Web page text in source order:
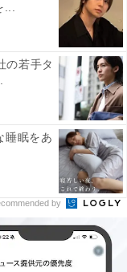
ル
エディター。編
月間120本以上の
なジャンルはラ
連。
ング結果を見
の若手タ
睡眠をあ
by